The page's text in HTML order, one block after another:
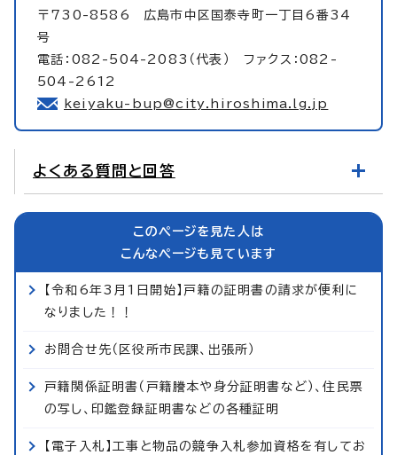
〒730-8586 広島市中区国泰寺町一丁目6番34
号
電話：082-504-2083（代表） ファクス：082-
504-2612
keiyaku-bup@city.hiroshima.lg.jp
よくある質問と回答
このページを見た人は
こんなページも見ています
【令和6年3月1日開始】戸籍の証明書の請求が便利に
なりました！！
お問合せ先（区役所市民課、出張所）
戸籍関係証明書（戸籍謄本や身分証明書など）、住民票
の写し、印鑑登録証明書などの各種証明
【電子入札】工事と物品の競争入札参加資格を有してお